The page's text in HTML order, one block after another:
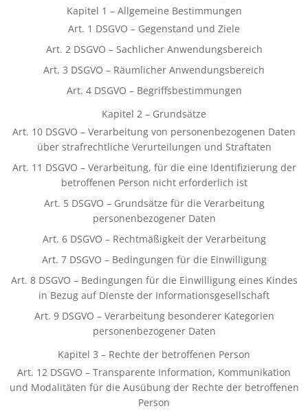
Kapitel 1 – Allgemeine Bestimmungen
Art. 1 DSGVO – Gegenstand und Ziele
Art. 2 DSGVO – Sachlicher Anwendungsbereich
Art. 3 DSGVO – Räumlicher Anwendungsbereich
Art. 4 DSGVO – Begriffsbestimmungen
Kapitel 2 – Grundsätze
Art. 10 DSGVO – Verarbeitung von personenbezogenen Daten
über strafrechtliche Verurteilungen und Straftaten
Art. 11 DSGVO – Verarbeitung, für die eine Identifizierung der
betroffenen Person nicht erforderlich ist
Art. 5 DSGVO – Grundsätze für die Verarbeitung
personenbezogener Daten
Art. 6 DSGVO – Rechtmäßigkeit der Verarbeitung
Art. 7 DSGVO – Bedingungen für die Einwilligung
Art. 8 DSGVO – Bedingungen für die Einwilligung eines Kindes
in Bezug auf Dienste der Informationsgesellschaft
Art. 9 DSGVO – Verarbeitung besonderer Kategorien
personenbezogener Daten
Kapitel 3 – Rechte der betroffenen Person
Art. 12 DSGVO – Transparente Information, Kommunikation
und Modalitäten für die Ausübung der Rechte der betroffenen
Person